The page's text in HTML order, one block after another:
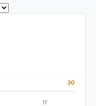
30
TF